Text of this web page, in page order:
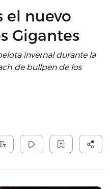
el nuevo
Gigantes
invernal durante la
de bullpen de los